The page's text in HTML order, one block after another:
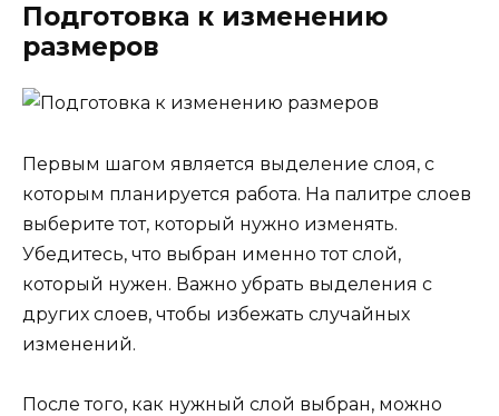
Подготовка к изменению
размеров
Первым шагом является выделение слоя, с
которым планируется работа. На палитре слоев
выберите тот, который нужно изменять.
Убедитесь, что выбран именно тот слой,
который нужен. Важно убрать выделения с
других слоев, чтобы избежать случайных
изменений.
После того, как нужный слой выбран, можно